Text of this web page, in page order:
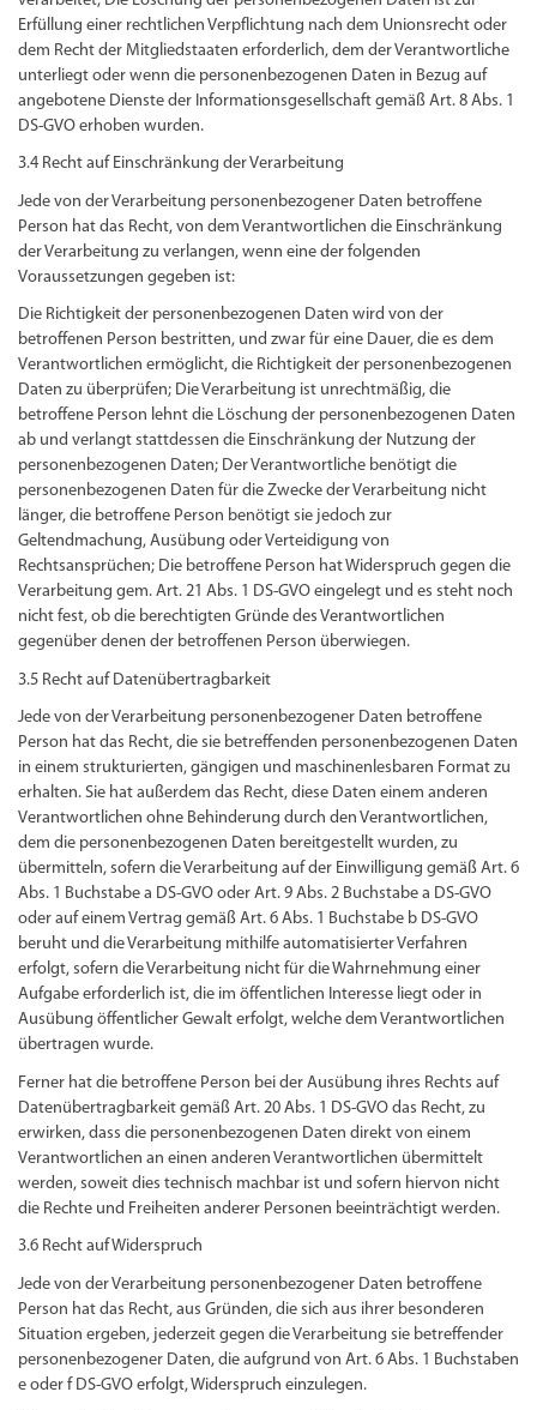
Erfüllung einer rechtlichen Verpflichtung nach dem Unionsrecht oder
dem Recht der Mitgliedstaaten erforderlich, dem der Verantwortliche
unterliegt oder wenn die personenbezogenen Daten in Bezug auf
angebotene Dienste der Informationsgesellschaft gemäß Art. 8 Abs. 1
DS-GVO erhoben wurden.
3.4 Recht auf Einschränkung der Verarbeitung
Jede von der Verarbeitung personenbezogener Daten betroffene
Person hat das Recht, von dem Verantwortlichen die Einschränkung
der Verarbeitung zu verlangen, wenn eine der folgenden
Voraussetzungen gegeben ist:
Die Richtigkeit der personenbezogenen Daten wird von der
betroffenen Person bestritten, und zwar für eine Dauer, die es dem
Verantwortlichen ermöglicht, die Richtigkeit der personenbezogenen
Daten zu überprüfen; Die Verarbeitung ist unrechtmäßig, die
betroffene Person lehnt die Löschung der personenbezogenen Daten
ab und verlangt stattdessen die Einschränkung der Nutzung der
personenbezogenen Daten; Der Verantwortliche benötigt die
personenbezogenen Daten für die Zwecke der Verarbeitung nicht
länger, die betroffene Person benötigt sie jedoch zur
Geltendmachung, Ausübung oder Verteidigung von
Rechtsansprüchen; Die betroffene Person hat Widerspruch gegen die
Verarbeitung gem. Art. 21 Abs. 1 DS-GVO eingelegt und es steht noch
nicht fest, ob die berechtigten Gründe des Verantwortlichen
gegenüber denen der betroffenen Person überwiegen.
3.5 Recht auf Datenübertragbarkeit
Jede von der Verarbeitung personenbezogener Daten betroffene
Person hat das Recht, die sie betreffenden personenbezogenen Daten
in einem strukturierten, gängigen und maschinenlesbaren Format zu
erhalten. Sie hat außerdem das Recht, diese Daten einem anderen
Verantwortlichen ohne Behinderung durch den Verantwortlichen,
dem die personenbezogenen Daten bereitgestellt wurden, zu
übermitteln, sofern die Verarbeitung auf der Einwilligung gemäß Art. 6
Abs. 1 Buchstabe a DS-GVO oder Art. 9 Abs. 2 Buchstabe a DS-GVO
oder auf einem Vertrag gemäß Art. 6 Abs. 1 Buchstabe b DS-GVO
beruht und die Verarbeitung mithilfe automatisierter Verfahren
erfolgt, sofern die Verarbeitung nicht für die Wahrnehmung einer
Aufgabe erforderlich ist, die im öffentlichen Interesse liegt oder in
Ausübung öffentlicher Gewalt erfolgt, welche dem Verantwortlichen
übertragen wurde.
Ferner hat die betroffene Person bei der Ausübung ihres Rechts auf
Datenübertragbarkeit gemäß Art. 20 Abs. 1 DS-GVO das Recht, zu
erwirken, dass die personenbezogenen Daten direkt von einem
Verantwortlichen an einen anderen Verantwortlichen übermittelt
werden, soweit dies technisch machbar ist und sofern hiervon nicht
die Rechte und Freiheiten anderer Personen beeinträchtigt werden.
3.6 Recht auf Widerspruch
Jede von der Verarbeitung personenbezogener Daten betroffene
Person hat das Recht, aus Gründen, die sich aus ihrer besonderen
Situation ergeben, jederzeit gegen die Verarbeitung sie betreffender
personenbezogener Daten, die aufgrund von Art. 6 Abs. 1 Buchstaben
e oder f DS-GVO erfolgt, Widerspruch einzulegen.